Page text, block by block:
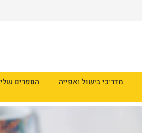
מדריכי בישול ואפייה הספרים שלי